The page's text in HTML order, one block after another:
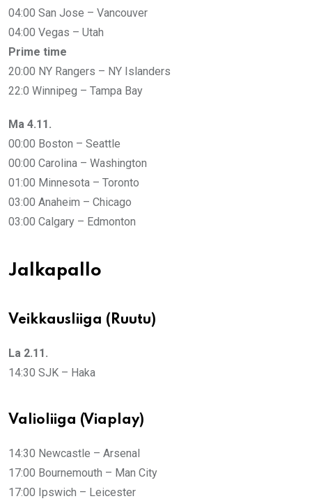
04:00 San Jose – Vancouver
04:00 Vegas – Utah
Prime time
20:00 NY Rangers – NY Islanders
22:0 Winnipeg – Tampa Bay
Ma 4.11.
00:00 Boston – Seattle
00:00 Carolina – Washington
01:00 Minnesota – Toronto
03:00 Anaheim – Chicago
03:00 Calgary – Edmonton
Jalkapallo
Veikkausliiga (Ruutu)
La 2.11.
14:30 SJK – Haka
Valioliiga (Viaplay)
14:30 Newcastle – Arsenal
17:00 Bournemouth – Man City
17:00 Ipswich – Leicester